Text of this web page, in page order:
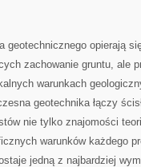
geotechnicznego opierają
zachowanie gruntu, ale
warunkach
geotechnika łączy
nie tylko znajomości
warunków każdego
jedną z najbardziej